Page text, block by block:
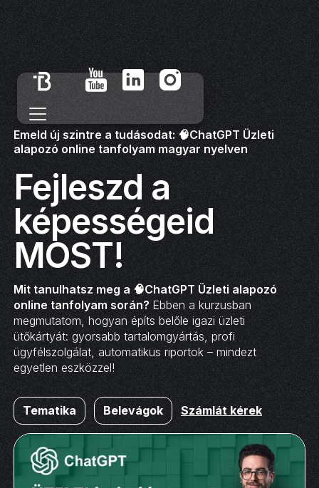
Emeld új szintre a tudásodat: 🧠ChatGPT Üzleti
alapozó online tanfolyam magyar nyelven
Fejleszd a
képességeid
MOST!
Mit tanulhatsz meg a 🧠ChatGPT Üzleti alapozó
online tanfolyam során? Ebben a kurzusban
megmutatom, hogyan építs belőle igazi üzleti
ütőkártyát: gyorsabb tartalomgyártás, profi
ügyfélszolgálat, automatikus riportok – mindezt
egyetlen eszközzel!
Tematika Belevágok Számlát kérek